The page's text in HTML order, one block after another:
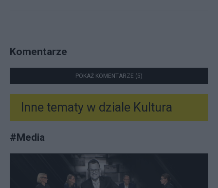
Komentarze
POKAŻ KOMENTARZE (5)
Inne tematy w dziale Kultura
#Media